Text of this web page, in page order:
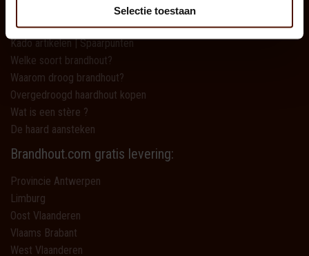
Selectie toestaan
Brandhout kiezen
Kado artikelen | Spaarpunten
Welke soort brandhout?
Waarom droog brandhout?
Overgedroogd haardhout kopen
Wat is een stère ?
De haard aansteken
Brandhout.com gratis levering:
Provincie Antwerpen
Limburg
Oost Vlaanderen
Vlaams Brabant
West Vlaanderen